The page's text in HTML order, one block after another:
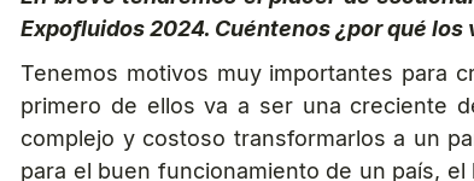
Expofluidos 2024. Cuéntenos ¿por qué
Tenemos motivos muy importantes para
primero de ellos va a ser una creciente
complejo y costoso transformarlos a un
para el buen funcionamiento de un país,